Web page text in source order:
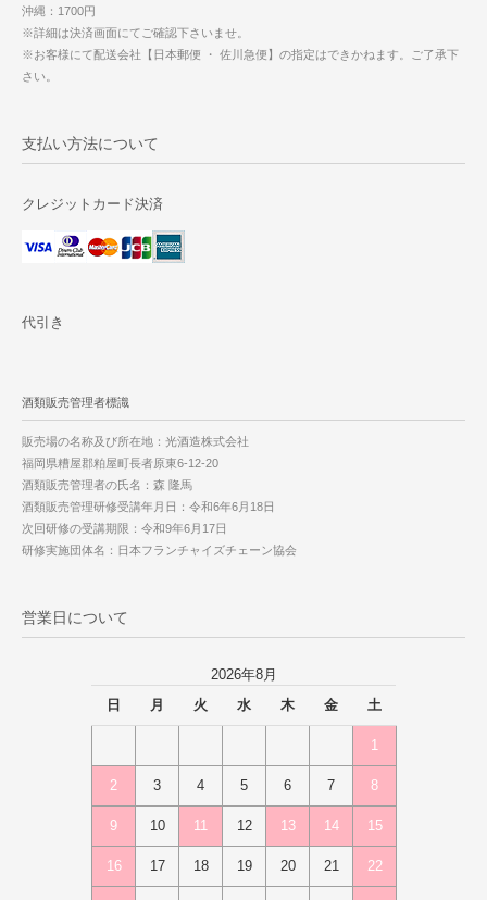
沖縄：1700円
※詳細は決済画面にてご確認下さいませ。
※お客様にて配送会社【日本郵便 ・ 佐川急便】の指定はできかねます。ご了承下
さい。
支払い方法について
クレジットカード決済
代引き
酒類販売管理者標識
販売場の名称及び所在地：光酒造株式会社
福岡県糟屋郡粕屋町長者原東6-12-20
酒類販売管理者の氏名：森 隆馬
酒類販売管理研修受講年月日：令和6年6月18日
次回研修の受講期限：令和9年6月17日
研修実施団体名：日本フランチャイズチェーン協会
営業日について
2026年8月
日
月 火 水 木 金 土
1
2 3 4 5 6 7 8
9 10 11 12 13 14 15
16 17 18 19 20 21 22